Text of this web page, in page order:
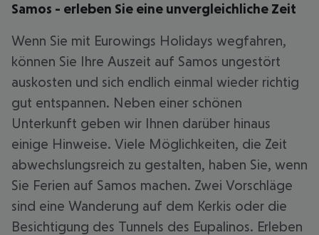
Samos - erleben Sie eine unvergleichliche Zeit
Wenn Sie mit Eurowings Holidays wegfahren,
können Sie Ihre Auszeit auf Samos ungestört
auskosten und sich endlich einmal wieder richtig
gut entspannen. Neben einer schönen
Unterkunft geben wir Ihnen darüber hinaus
einige Hinweise. Viele Möglichkeiten, die Zeit
abwechslungsreich zu gestalten, haben Sie, wenn
Sie Ferien auf Samos machen. Zwei Vorschläge
sind eine Wanderung auf dem Kerkis oder die
Besichtigung des Tunnels des Eupalinos. Erleben